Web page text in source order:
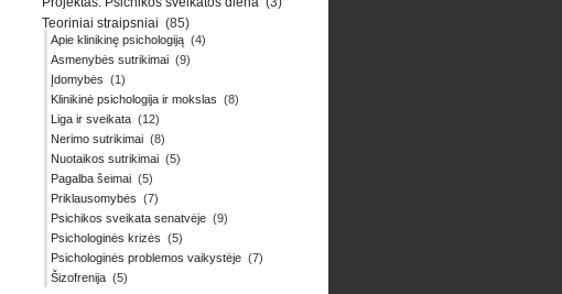
Teoriniai straipsniai (85)
Apie klinikinę psichologiją (4)
Asmenybės sutrikimai (9)
Įdomybės (1)
Klinikinė psichologija ir mokslas (8)
Liga ir sveikata (12)
Nerimo sutrikimai (8)
Nuotaikos sutrikimai (5)
Pagalba šeimai (5)
Priklausomybės (7)
Psichikos sveikata senatvėje (9)
Psichologinės krizės (5)
Psichologinės problemos vaikystėje (7)
Šizofrenija (5)